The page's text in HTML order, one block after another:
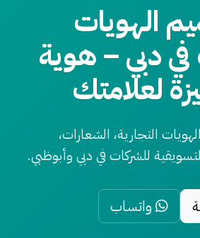
الهويات
في دبي – هوية
لعلامتك
التجارية، الشعارات،
للشركات في دبي وأبوظبي.
واتساب